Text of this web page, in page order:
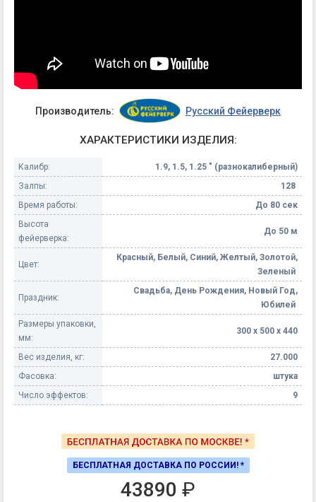
Производитель: Русский Фейерверк
ХАРАКТЕРИСТИКИ ИЗДЕЛИЯ:
Калибр:
1.9, 1.5, 1.25 " (разнокалиберный)
Залпы:
128
Время работы:
До 80 сек
Высота
фейерверка:
До 50 м
Цвет:
Красный, Белый, Синий, Желтый, Золотой,
Зеленый
Праздник:
Свадьба, День Рождения, Новый Год,
Юбилей
Размеры упаковки,
мм:
300 х 500 х 440
Вес изделия, кг:
27.000
Фасовка:
штука
Число эффектов:
9
БЕСПЛАТНАЯ ДОСТАВКА ПО РОССИИ! *
43890 ₽